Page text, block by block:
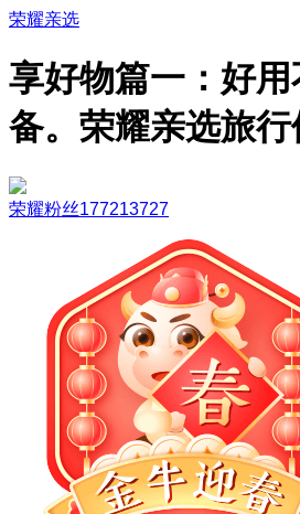
荣耀亲选
享好物篇一：好
备。荣耀亲选旅行
荣耀粉丝177213727